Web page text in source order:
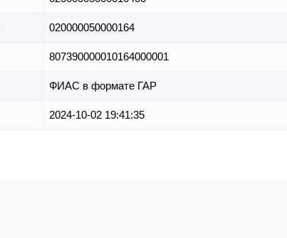
020000050000164
807390000010164000001
ФИАС в формате ГАР
2024-10-02 19:41:35